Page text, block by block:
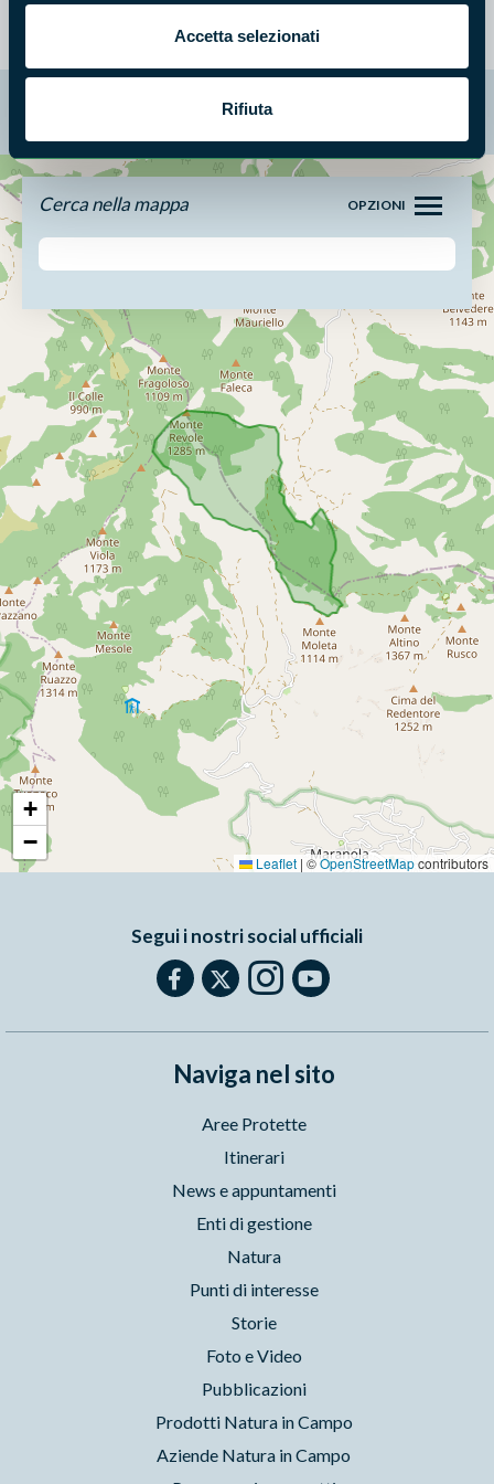
Accetta selezionati
Rifiuta
La mappa di Parchilazio.it
+
−
Leaflet | ©OpenStreetMapcontributors
Cerca nella mappa OPZIONI
Segui i nostri social ufficiali
Naviga nel sito
Aree Protette
Itinerari
News e appuntamenti
Enti di gestione
Natura
Punti di interesse
Storie
Foto e Video
Pubblicazioni
Prodotti Natura in Campo
Aziende Natura in Campo